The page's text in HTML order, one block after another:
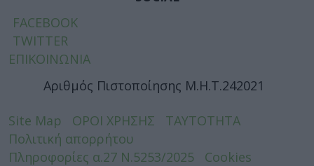
FACEBOOK
TWITTER
ΕΠΙΚΟΙΝΩΝΙΑ
Αριθμός Πιστοποίησης Μ.Η.Τ.242021
Site Map ΟΡΟΙ ΧΡΗΣΗΣ
ΤΑΥΤΟΤΗΤΑ
Πολιτική απορρήτου
Πληροφορίες α.27 Ν.5253/2025
Cookies